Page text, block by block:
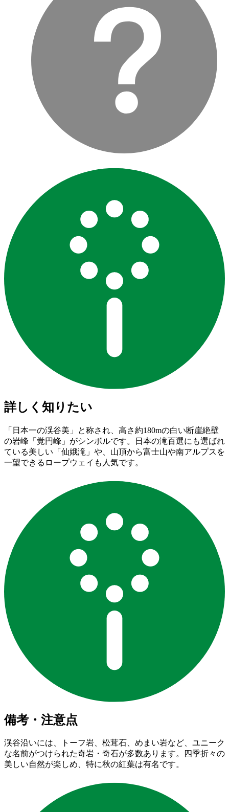
詳しく知りたい
「日本一の渓谷美」と称され、高さ約180mの白い断崖絶壁
の岩峰「覚円峰」がシンボルです。日本の滝百選にも選ばれ
ている美しい「仙娥滝」や、山頂から富士山や南アルプスを
一望できるロープウェイも人気です。
備考・注意点
渓谷沿いには、トーフ岩、松茸石、めまい岩など、ユニーク
な名前がつけられた奇岩・奇石が多数あります。四季折々の
美しい自然が楽しめ、特に秋の紅葉は有名です。